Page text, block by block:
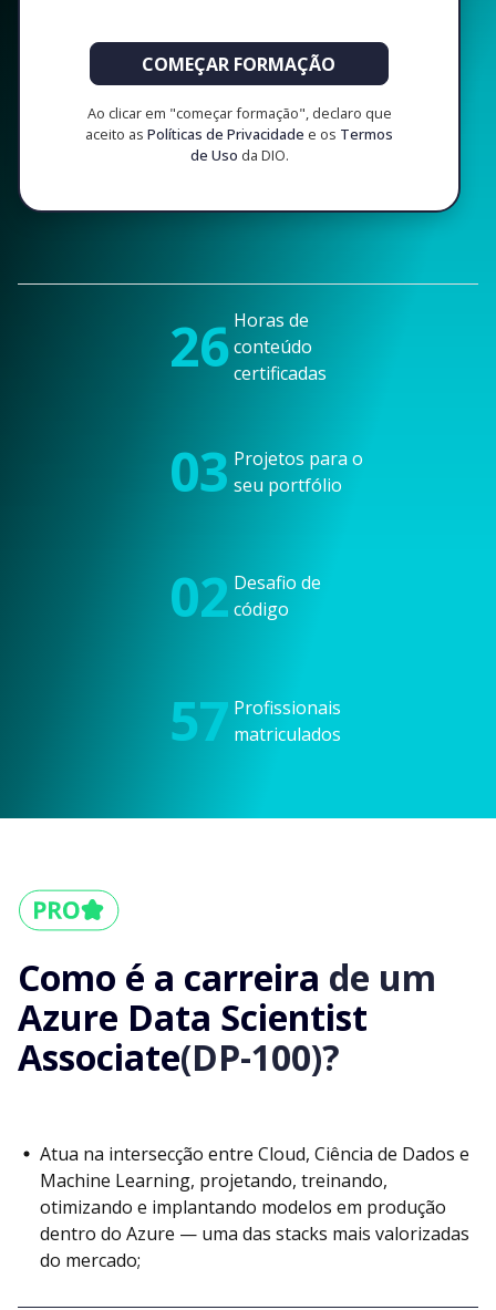
COMEÇAR FORMAÇÃO
Ao clicar em "começar formação", declaro que
aceito as Políticas de Privacidade e os Termos
de Uso da DIO.
26 Horas de
conteúdo
certificadas
03 Projetos para o
seu portfólio
02 Desafio de
código
57 Profissionais
matriculados
Como é a carreira de um
Azure Data Scientist
Associate(DP-100)?
Atua na intersecção entre Cloud, Ciência de Dados e
Machine Learning, projetando, treinando,
otimizando e implantando modelos em produção
dentro do Azure — uma das stacks mais valorizadas
do mercado;